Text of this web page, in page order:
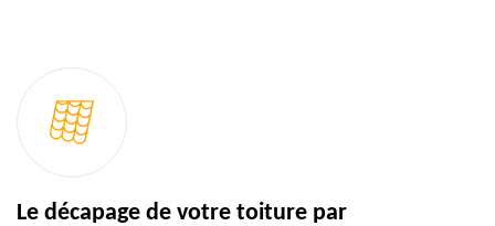
Le décapage de votre toiture par